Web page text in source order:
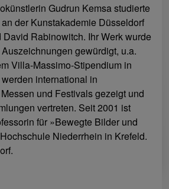
Gudrun Kemsa studierte
der Kunstakademie Düsseldorf
Rabinowitch. Ihr Werk wurde
gewürdigt, u.a.
Villa-Massimo-Stipendium in
international in
und Festivals gezeigt und
vertreten. Seit 2001 ist
für »Bewegte Bilder und
Niederrhein in Krefeld.